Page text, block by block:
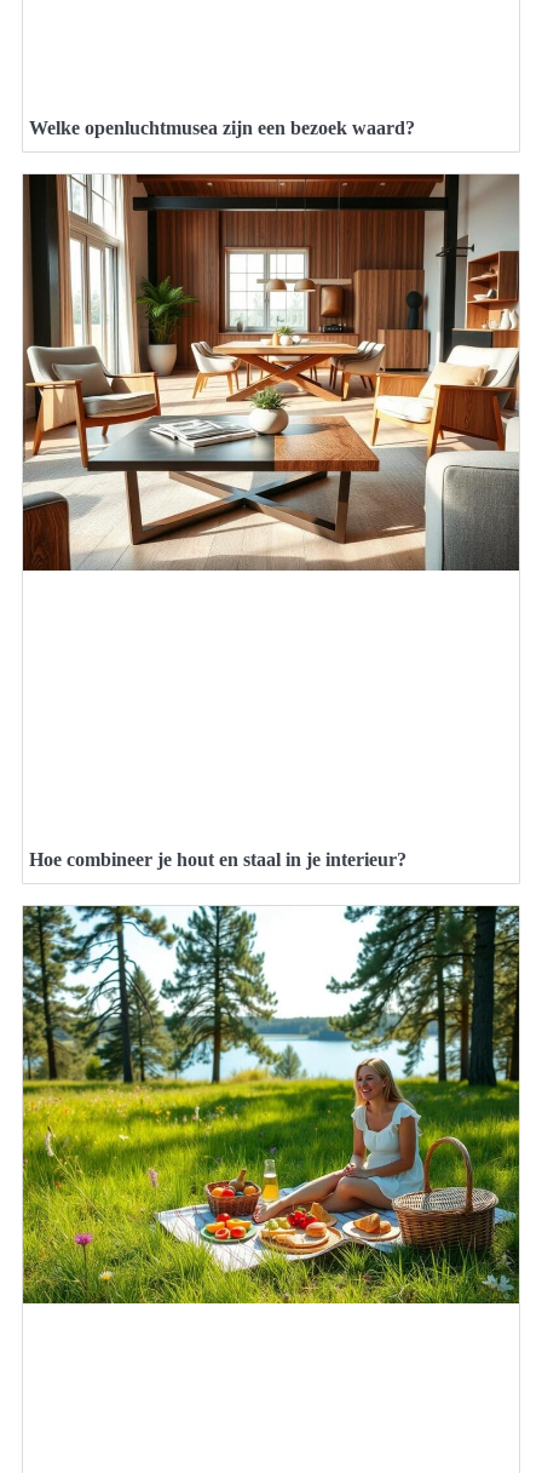
Welke openluchtmusea zijn een bezoek waard?
Hoe combineer je hout en staal in je interieur?